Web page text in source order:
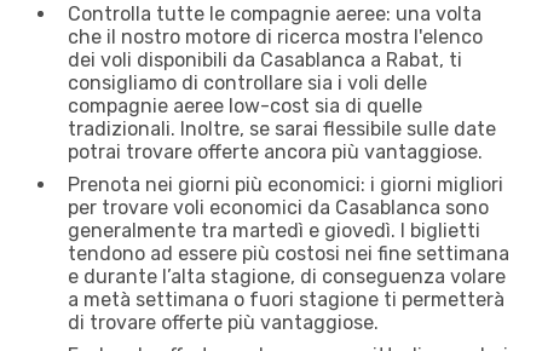
Controlla tutte le compagnie aeree: una volta
che il nostro motore di ricerca mostra l'elenco
dei voli disponibili da Casablanca a Rabat, ti
consigliamo di controllare sia i voli delle
compagnie aeree low-cost sia di quelle
tradizionali. Inoltre, se sarai flessibile sulle date
potrai trovare offerte ancora più vantaggiose.
Prenota nei giorni più economici: i giorni migliori
per trovare voli economici da Casablanca sono
generalmente tra martedì e giovedì. I biglietti
tendono ad essere più costosi nei fine settimana
e durante l’alta stagione, di conseguenza volare
a metà settimana o fuori stagione ti permetterà
di trovare offerte più vantaggiose.